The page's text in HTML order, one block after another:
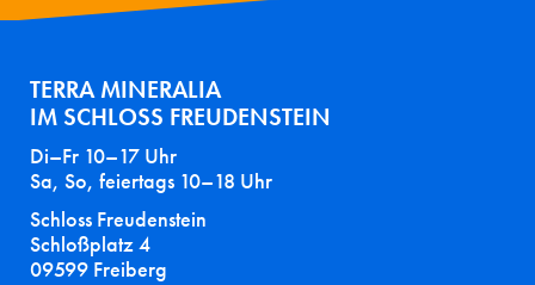
TERRA MINERALIA
IM SCHLOSS FREUDENSTEIN
Di–Fr 10–17 Uhr
Sa, So, feiertags 10–18 Uhr
Schloss Freudenstein
Schloßplatz 4
09599 Freiberg